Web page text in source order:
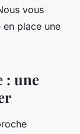
vous
place une
: une